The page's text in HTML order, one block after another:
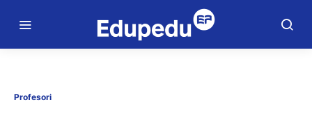
Profesori